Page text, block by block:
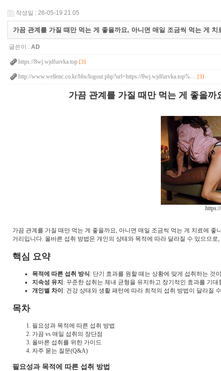
작성일 : 26-05-19 21:05
가끔 관계를 가질 때만 먹는 게 좋을까요, 아니면 매일 조금씩 먹는 게 치
글쓴이 : AD
https://8wj.wjdfurvka.top [3]
http://www.wellenc.co.kr/bbs/logout.php?url=https://8wj.wjdfurvka.top%… [3]
가끔 관계를 가질 때만 먹는 게 좋을
가끔 관계를 가질 때만 먹는 게 좋을까요, 아니면 매일 조금씩 먹는 게 치료에
거리입니다. 올바른 섭취 방법은 개인의 상태와 목적에 따라 달라질 수 있으므
핵심 요약
목적에 따른 섭취 방식: 단기 효과를 원할 때는 상황에 맞게 섭취하는 것
지속성 유지: 꾸준한 섭취는 체내 균형을 유지하고 장기적인 효과를 기대
개인별 차이: 건강 상태와 생활 패턴에 따라 최적의 섭취 방법이 달라질
목차
필요성과 목적에 따른 섭취 방법
가끔 vs 매일 섭취의 장단점
올바른 섭취를 위한 가이드
자주 묻는 질문(Q&A)
필요성과 목적에 따른 섭취 방법